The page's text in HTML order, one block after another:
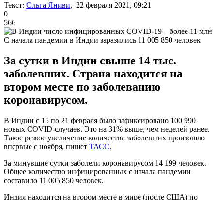
Текст: Ольга Яниви, 22 февраля 2021, 09:21
0
566
С начала пандемии в Индии заразились 11 005 850 человек
За сутки в Индии свыше 14 тыс.
заболевших. Страна находится на
втором месте по заболеванию
коронавирусом.
В Индии с 15 по 21 февраля было зафиксировано 100 990
новых COVID-случаев. Это на 31% выше, чем неделей ранее.
Такое резкое увеличение количества заболевших произошло
впервые с ноября, пишет ТАСС.
За минувшие сутки заболели коронавирусом 14 199 человек.
Общее количество инфицированных с начала пандемии
составило 11 005 850 человек.
Индия находится на втором месте в мире (после США) по